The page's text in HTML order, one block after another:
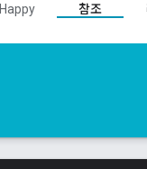
Happy 참조